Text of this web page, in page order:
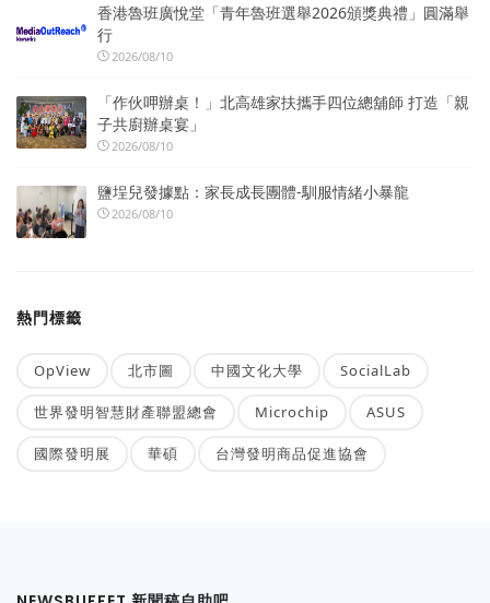
香港魯班廣悅堂「青年魯班選舉2026頒獎典禮」圓滿舉
行
2026/08/10
「作伙呷辦桌！」北高雄家扶攜手四位總舖師 打造「親
子共廚辦桌宴」
2026/08/10
鹽埕兒發據點：家長成長團體-馴服情緒小暴龍
2026/08/10
熱門標籤
OpView 北市圖 中國文化大學 SocialLab
世界發明智慧財產聯盟總會 Microchip ASUS
國際發明展 華碩 台灣發明商品促進協會